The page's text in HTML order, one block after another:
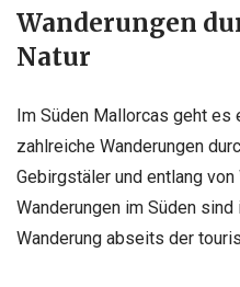
Wanderungen
Natur
Im Süden Mallorcas geht
zahlreiche Wanderungen
Gebirgstäler und entlang
Wanderungen im Süden
Wanderung abseits der